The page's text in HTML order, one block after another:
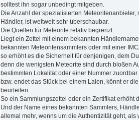
solltest ihn sogar unbedingt mitgeben.
Die Anzahl der spezialisierten Meteoritenanbieter,
Händler, ist weltweit sehr überschaubar.
Die Quellen für Meteorite relativ begrenzt.
Liegt ein Zettel mit einem bekannten
bekannten Meteoritensammlers oder mit einer
so erhöht es die Sicherheit für denjenigen, dem
denn die wenigsten Meteorite sind durch bloßen
bestimmten Lokalität oder einer Nummer zuordbar
bzw. endet das Stück bei einem Laien, könnt er
beurteilen.
So ein Sammlungszettel oder ein Zertifikat erhöht
Und der Name eines bekannten Sammlers,
allemal mehr, wenns um die Authentizität geht, als